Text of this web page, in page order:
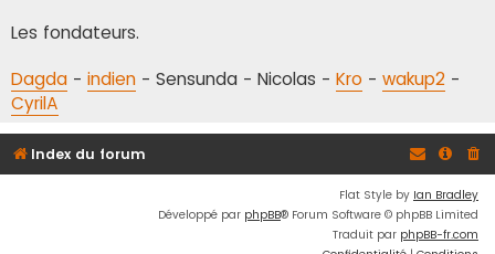
Les fondateurs.
Dagda - indien - Sensunda - Nicolas - Kro - wakup2 -
CyrilA
Index du forum
Flat Style by Ian Bradley
Développé par phpBB® Forum Software © phpBB Limited
Traduit par phpBB-fr.com